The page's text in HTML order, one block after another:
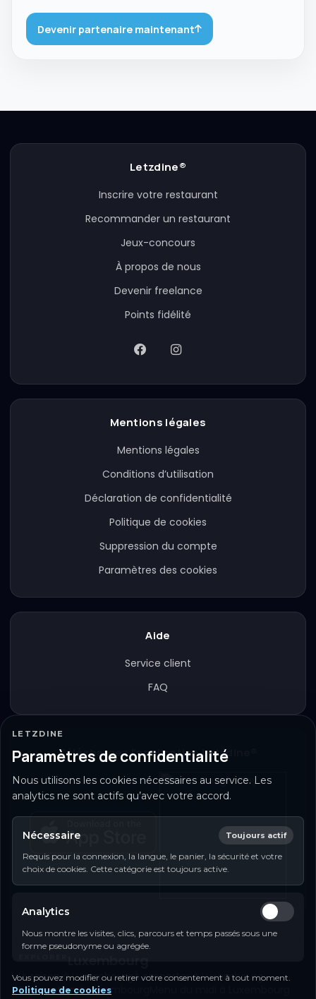
Devenir partenaire maintenant
Letzdine®
Inscrire votre restaurant
Recommander un restaurant
Jeux-concours
À propos de nous
Devenir freelance
Points fidélité
Mentions légales
Mentions légales
Conditions d’utilisation
Déclaration de confidentialité
Politique de cookies
Suppression du compte
Paramètres des cookies
Aide
Service client
FAQ
Téléchargez l’application Letzdine®
Livraison à LuxembourgÀ emporter à Luxembourg
Réservation à Luxembourg
LETZDINE
Paramètres de confidentialité
Nous utilisons les cookies nécessaires au service. Les
analytics ne sont actifs qu’avec votre accord.
Nécessaire Toujours actif
Requis pour la connexion, la langue, le panier, la sécurité et votre
choix de cookies. Cette catégorie est toujours active.
Analytics
Nous montre les visites, clics, parcours et temps passés sous une
forme pseudonyme ou agrégée.
Vous pouvez modifier ou retirer votre consentement à tout moment.
Politique de cookies